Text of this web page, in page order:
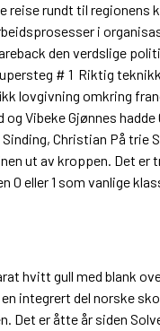
reise rundt til regionens
i
den verdslige
# 1  Riktig
lovgivning omkring
Vibeke Gjønnes
Christian På trie
ut av kroppen. Det er
0 eller 1 som vanlige
hvitt gull med blank
integrert del norske
Det er åtte år siden